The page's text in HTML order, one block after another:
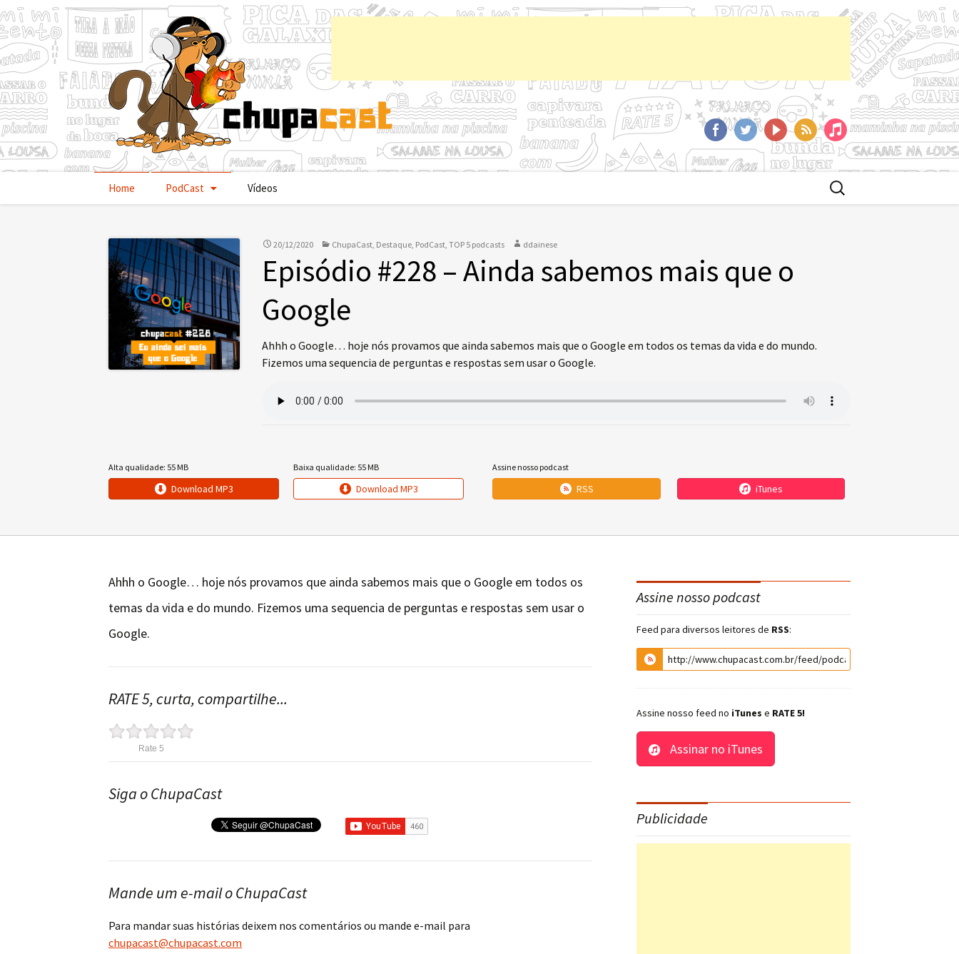
FacebookTwitterYoutTubeRSS iTunes
PularHome PodCast Vídeos
Buscar
por:
20/12/2020 ChupaCast, Destaque, PodCast, TOP 5 podcasts ddainese
Episódio #228 – Ainda sabemos mais que o
Google
Ahhh o Google… hoje nós provamos que ainda sabemos mais que o Google em todos os temas da vida e do mundo.
Fizemos uma sequencia de perguntas e respostas sem usar o Google.
Alta qualidade: 55 MB
Download MP3
Baixa qualidade: 55 MB
Download MP3
Assine nosso podcast
RSS iTunes
Ahhh o Google… hoje nós provamos que ainda sabemos mais que o Google em todos os
temas da vida e do mundo. Fizemos uma sequencia de perguntas e respostas sem usar o
Google.
RATE 5, curta, compartilhe...
Rate 5
Siga o ChupaCast
Mande um e-mail o ChupaCast
Para mandar suas histórias deixem nos comentários ou mande e-mail para
chupacast@chupacast.com
Assine nosso podcast
Feed para diversos leitores de RSS:
Assine nosso feed no iTunes e RATE 5!
Assinar no iTunes
Publicidade